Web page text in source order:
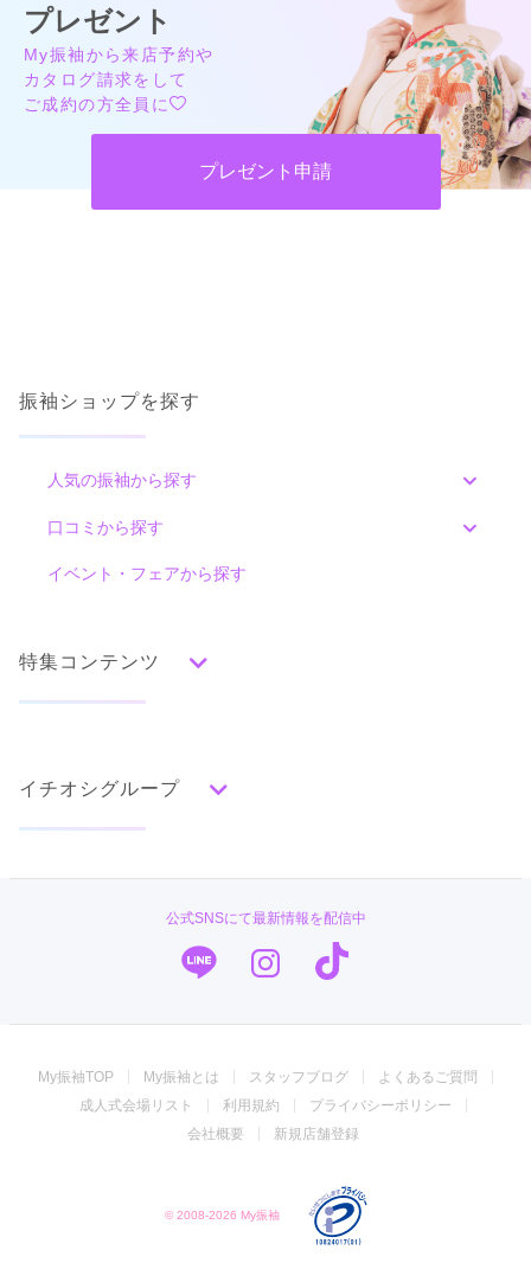
プレゼント
My振袖から来店予約や
カタログ請求をして
ご成約の方全員に
プレゼント申請
振袖ショップを探す
人気の振袖から探す
みんなの振袖ランキングトップ
グレー
黒 その他
レトロ
梅 菊 松 竹 牡丹
鶴 車
雪輪 雲取り 道長取り
口コミから探す
口コミ一覧
イベント・フェアから探す
特集コンテンツ
ママ振特集
個性的振袖コーディネート特集
成人式レポート
振袖ブランド特集
イチオシグループ
振袖館COCOL
公式SNSにて最新情報を配信中
My振袖TOP My振袖とは スタッフブログ
よくあるご質問
成人式会場リスト
利用規約
プライバシーポリシー
会社概要
新規店舗登録
© 2008-2026 My振袖